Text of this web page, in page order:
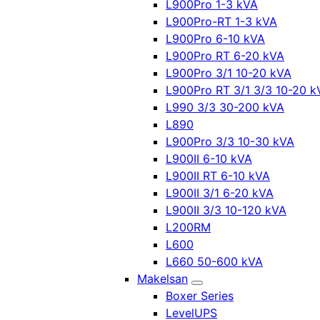
L900Pro 1-3 kVA
L900Pro-RT 1-3 kVA
L900Pro 6-10 kVA
L900Pro RT 6-20 kVA
L900Pro 3/1 10-20 kVA
L900Pro RT 3/1 3/3 10-20
L990 3/3 30-200 kVA
L890
L900Pro 3/3 10-30 kVA
L900II 6-10 kVA
L900II RT 6-10 kVA
L900II 3/1 6-20 kVA
L900II 3/3 10-120 kVA
L200RM
L600
L660 50-600 kVA
Makelsan
Boxer Series
LevelUPS